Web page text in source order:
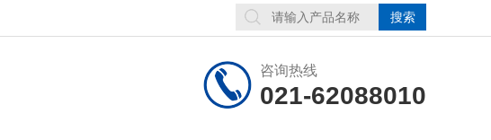
咨询热线
021-62088010